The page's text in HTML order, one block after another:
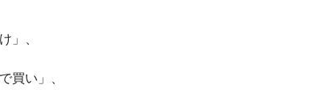
」、
買い」、